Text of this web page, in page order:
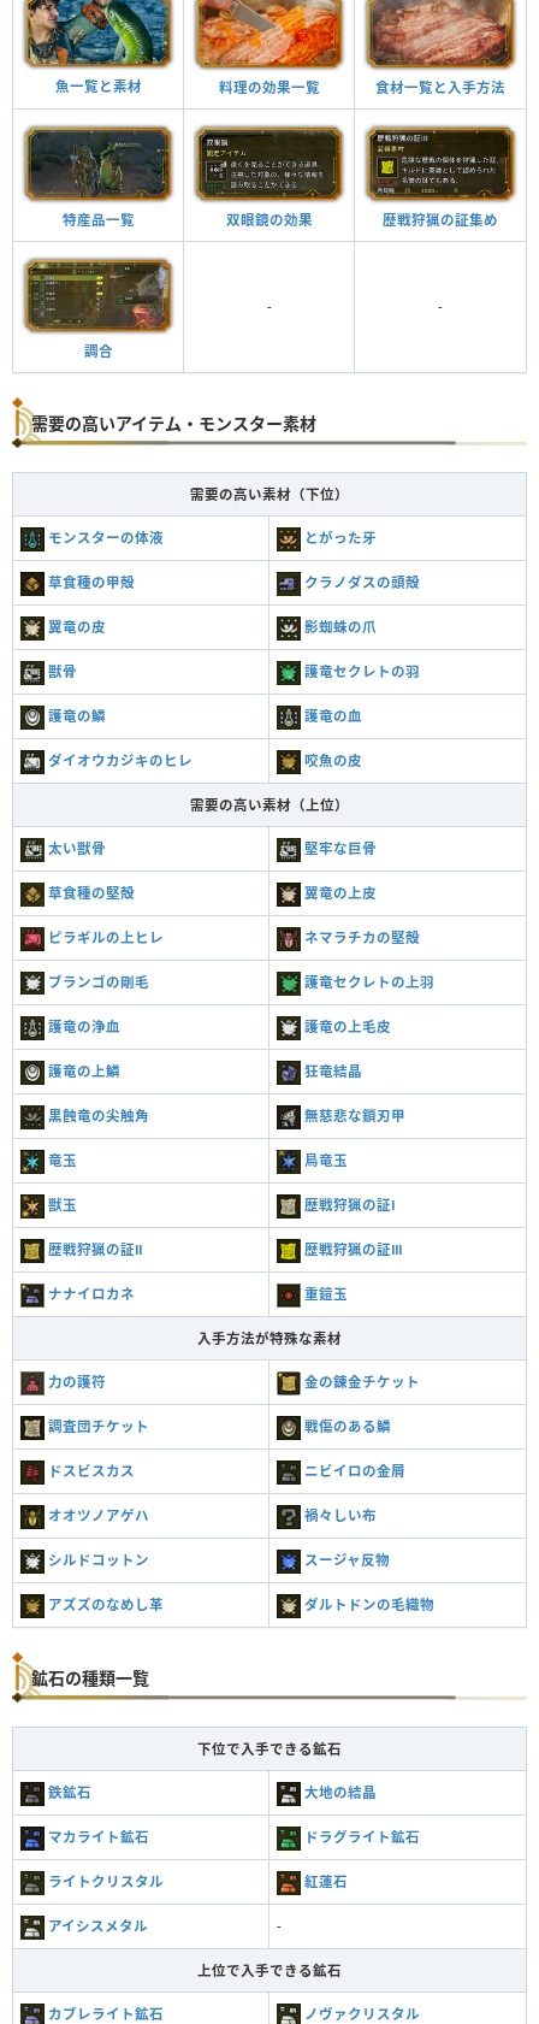
魚一覧と素材 料理の効果一覧 食材一覧と入手方法
特産品一覧 双眼鏡の効果 歴戦狩猟の証集め
調合
- -
需要の高いアイテム・モンスター素材
需要の高い素材（下位）
モンスターの体液 とがった牙
草食種の甲殻 クラノダスの頭殻
翼竜の皮 影蜘蛛の爪
獣骨 護竜セクレトの羽
護竜の鱗 護竜の血
ダイオウカジキのヒレ 咬魚の皮
需要の高い素材（上位）
太い獣骨 堅牢な巨骨
草食種の堅殻 翼竜の上皮
ピラギルの上ヒレ ネマラチカの堅殻
ブランゴの剛毛 護竜セクレトの上羽
護竜の浄血 護竜の上毛皮
護竜の上鱗 狂竜結晶
黒蝕竜の尖触角 無慈悲な鎖刃甲
竜玉 鳥竜玉
獣玉 歴戦狩猟の証Ⅰ
歴戦狩猟の証Ⅱ 歴戦狩猟の証Ⅲ
ナナイロカネ 重鎧玉
入手方法が特殊な素材
力の護符 金の錬金チケット
調査団チケット 戦傷のある鱗
ドスビスカス ニビイロの金屑
オオツノアゲハ 禍々しい布
シルドコットン スージャ反物
アズズのなめし革 ダルトドンの毛織物
鉱石の種類一覧
下位で入手できる鉱石
鉄鉱石 大地の結晶
マカライト鉱石 ドラグライト鉱石
ライトクリスタル 紅蓮石
アイシスメタル -
上位で入手できる鉱石
カブレライト鉱石 ノヴァクリスタル